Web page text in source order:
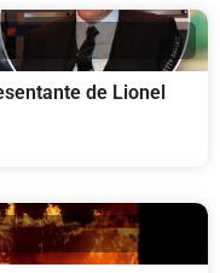
de Lionel